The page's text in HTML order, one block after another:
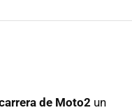
de Moto2 un